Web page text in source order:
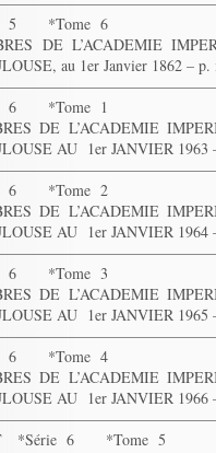
5 *Tome 6
DE L’ACADEMIE
au 1er Janvier 1862 –
6 *Tome 1
DE L’ACADEMIE
AU 1er JANVIER 1963
6 *Tome 2
DE L’ACADEMIE
AU 1er JANVIER 1964
6 *Tome 3
DE L’ACADEMIE
AU 1er JANVIER 1965
6 *Tome 4
DE L’ACADEMIE
AU 1er JANVIER 1966
*Série 6 *Tome 5